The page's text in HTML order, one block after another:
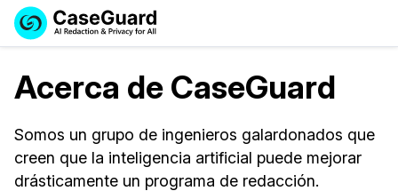
Precios de Redacción a Pedido
Redacción de vídeos
Industrias
Demo
English
Español
Acerca de CaseGuard
Somos un grupo de ingenieros galardonados que
creen que la inteligencia artificial puede mejorar
drásticamente un programa de redacción.